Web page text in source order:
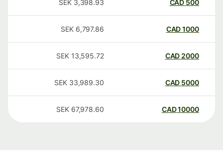
500
CAD
3,398.93
SEK
1000
CAD
6,797.86
SEK
2000
CAD
13,595.72
SEK
5000
CAD
33,989.30
SEK
10000
CAD
67,978.60
SEK